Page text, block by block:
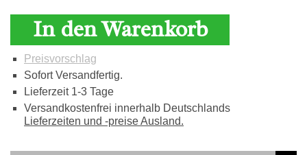
In den Warenkorb
Preisvorschlag
Sofort Versandfertig.
Lieferzeit 1-3 Tage
Versandkostenfrei innerhalb Deutschlands
Lieferzeiten und -preise Ausland.